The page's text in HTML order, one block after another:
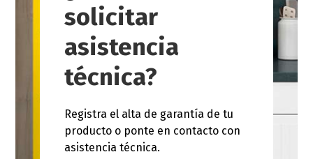
solicitar
asistencia
técnica?
Registra el alta de garantía de tu
producto o ponte en contacto con
asistencia técnica.